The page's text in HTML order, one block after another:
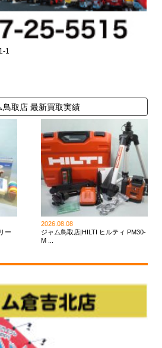
1
鳥取店 最新買取実績
ー
2026.08.08
ジャム鳥取店|HILTI ヒルティ PM30-
M ...